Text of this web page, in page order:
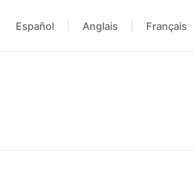
Français
Anglais
Español